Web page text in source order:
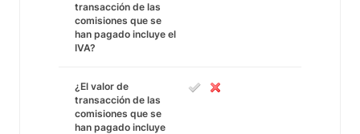
transacción de las
comisiones que se
han pagado incluye el
IVA?
¿El valor de
transacción de las
comisiones que se
han pagado incluye